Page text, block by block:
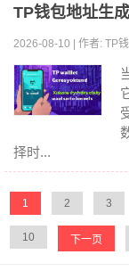
TP钱包地址生
2026-08-10 | 作者: TP钱
择时...
1 2 3
10 下一页